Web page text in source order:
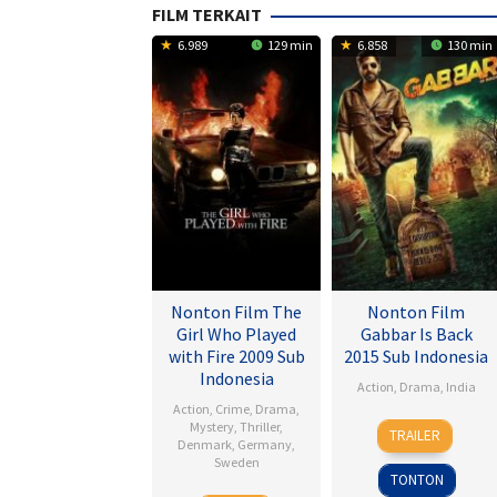
FILM TERKAIT
6.989 129 min
Nonton Film The
Girl Who Played
with Fire 2009 Sub
Indonesia
Action Crime Drama
Mystery Thriller,
Denmark Germany
Sweden
6.858 130 min
Nonton Film
Gabbar Is Back
2015 Sub Indonesia
Action Drama India
1
May
2015
Radha
Krishna
Jagarlamudi
TRAILER
TONTON